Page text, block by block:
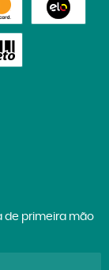
de primeira mão